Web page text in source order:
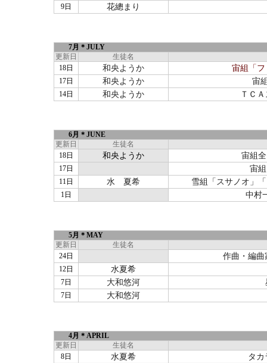
9日 花總まり
7月＊JULY
更新日
生徒名
18日
和央ようか 宙組「
17日 和央ようか 宙
14日 和央ようか ＴＣ
6月＊JUNE
更新日
生徒名
18日
和央ようか 宙組
17日 宙
11日 水 夏希 雪組「スサノオ」
1日 中村
5月＊MAY
更新日
生徒名
24日
作曲・編
12日 水夏希
7日 大和悠河
7日 大和悠河
4月＊APRIL
更新日
生徒名
8日
水夏希 タ